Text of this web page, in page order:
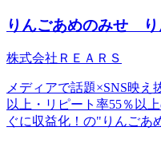
りんごあめのみせ り
株式会社ＲＥＡＲＳ
メディアで話題×SNS映
以上・リピート率55％以
ぐに収益化！の"りんごあ